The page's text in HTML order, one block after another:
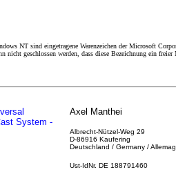
NT sind eingetragene Warenzeichen der Microsoft
geschlossen werden, dass diese Bezeichnung ein freier
System -
Axel Manthei
Albrecht-Nützel-Weg 29
D-86916 Kaufering
Deutschland / Germany /
Ust-IdNr. DE 188791460